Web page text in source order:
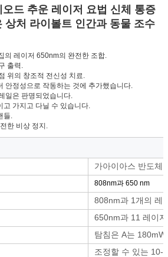
드 추운 레이저 요법 신체 통증
상처 라이볼트 인간과 동물 조수
의 레이저 650nm의 완전한 조합.
출력.
위의 창조적 전신성 치료.
안정성으로 작동하는 것에 추가했습니다.
일은 판명되었습니다.
고 가지고 다닐 수 있습니다.
들.
한 비상 정지.
가아이아스 반도체
808nm과 650 nm
808nm과 1개의 레
650nm과 11 레이
탐침은 A는
조정할 수 있는 10-